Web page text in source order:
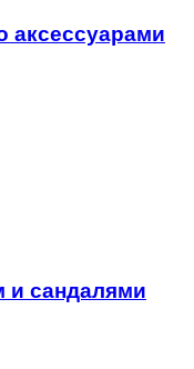
аксессуарами
и сандалями